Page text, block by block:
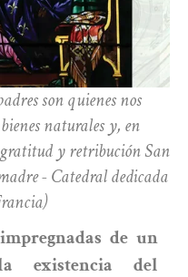
son quienes nos
naturales y, en
gratitud y retribución San
- Catedral dedicada
de un
existencia del